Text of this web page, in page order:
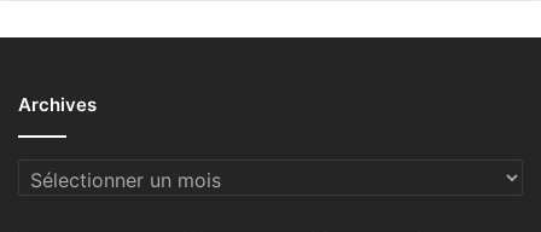
Archives
Archives